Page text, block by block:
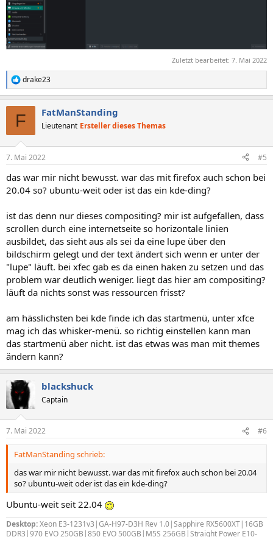
Zuletzt bearbeitet: 7. Mai 2022
R
e
e
:
drake23
F FatManStanding
Lieutenant Ersteller dieses Themas
7. Mai 2022 #5
das war mir nicht bewusst. war das mit firefox auch schon bei
20.04 so? ubuntu-weit oder ist das ein kde-ding?
ist das denn nur dieses compositing? mir ist aufgefallen, dass
scrollen durch eine internetseite so horizontale linien
ausbildet, das sieht aus als sei da eine lupe über den
bildschirm gelegt und der text ändert sich wenn er unter der
"lupe" läuft. bei xfec gab es da einen haken zu setzen und das
problem war deutlich weniger. liegt das hier am compositing?
läuft da nichts sonst was ressourcen frisst?
am hässlichsten bei kde finde ich das startmenü, unter xfce
mag ich das whisker-menü. so richtig einstellen kann man
das startmenü aber nicht. ist das etwas was man mit themes
ändern kann?
blackshuck
Captain
7. Mai 2022 #6
FatManStanding schrieb:
das war mir nicht bewusst. war das mit firefox auch schon bei 20.04
so? ubuntu-weit oder ist das ein kde-ding?
Ubuntu-weit seit 22.04
Desktop:Xeon E3-1231v3|GA-H97-D3H Rev 1.0|Sapphire RX5600XT|16GB
DDR3|970 EVO 250GB|850 EVO 500GB|M5S 256GB|Straight Power E10-